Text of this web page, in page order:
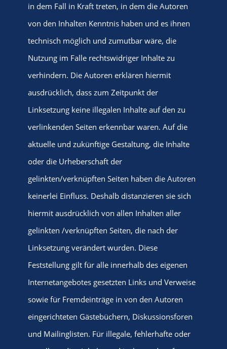
in dem Fall in Kraft treten, in dem die Autoren
von den Inhalten Kenntnis haben und es ihnen
technisch möglich und zumutbar wäre, die
Nutzung im Falle rechtswidriger Inhalte zu
verhindern. Die Autoren erklären hiermit
ausdrücklich, dass zum Zeitpunkt der
Linksetzung keine illegalen Inhalte auf den zu
verlinkenden Seiten erkennbar waren. Auf die
aktuelle und zukünftige Gestaltung, die Inhalte
oder die Urheberschaft der
gelinkten/verknüpften Seiten haben die Autoren
keinerlei Einfluss. Deshalb distanzieren sie sich
hiermit ausdrücklich von allen Inhalten aller
gelinkten /verknüpften Seiten, die nach der
Linksetzung verändert wurden. Diese
Feststellung gilt für alle innerhalb des eigenen
Internetangebotes gesetzten Links und Verweise
sowie für Fremdeinträge in von den Autoren
eingerichteten Gästebüchern, Diskussionsforen
und Mailinglisten. Für illegale, fehlerhafte oder